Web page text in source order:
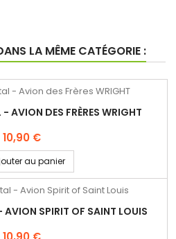
LA MÊME CATÉGORIE :
- AVION DES FRÈRES WRIGHT
10,90 €
au panier
AVION SPIRIT OF SAINT LOUIS